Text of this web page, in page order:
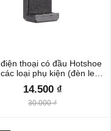
thoại có đầu Hotshoe
loại phụ kiện (đèn led,
14.500 ₫
30.000 ₫